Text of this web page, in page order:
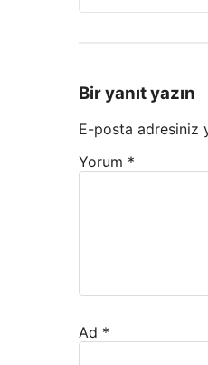
Bir yanıt yazın
E-posta adresiniz
Yorum *
Ad *